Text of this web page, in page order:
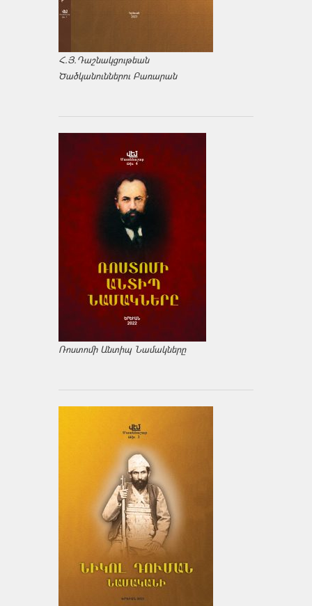
Հ.Յ.Դաշնակցութեան
Ծածկանուններու Բառարան
Ռոստոմի Անտիպ Նամակները